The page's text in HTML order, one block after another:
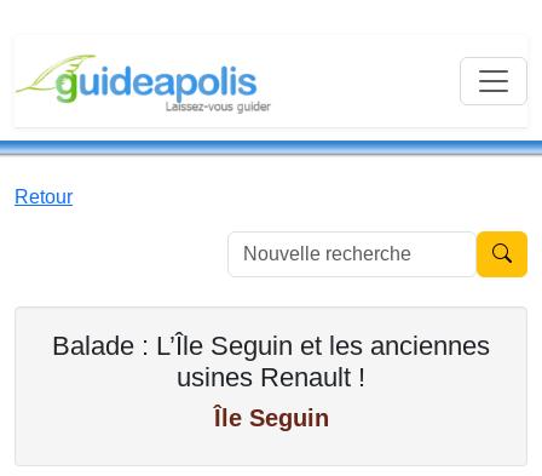
Retour
Balade : L’Île Seguin et les anciennes
usines Renault !
Île Seguin